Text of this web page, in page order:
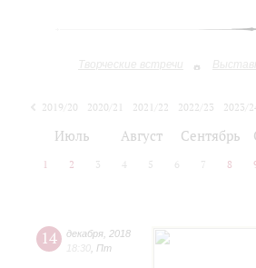
Творческие встречи
2019/20 2020/21 2021/22 2022/23
2023/
Июль Август Сентябрь
1 2 3 4 5 6 7 8
14 декабря 2018
18:30 Пт